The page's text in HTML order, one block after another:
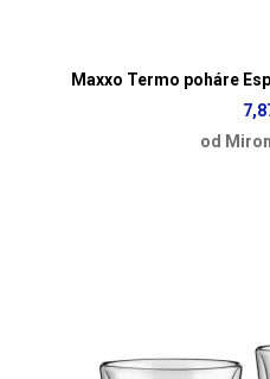
Maxxo Termo poháre
od